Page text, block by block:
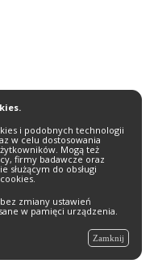
i podobnych technologii
w celu dostosowania
Mogą też
firmy badawcze oraz
do obsługi
zmiany ustawień
w pamięci urządzenia.
Zamknij